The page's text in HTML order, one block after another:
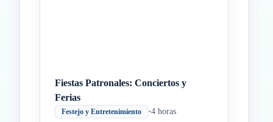
Fiestas Patronales: Conciertos y
Ferias
Festejo y Entretenimiento •4 horas